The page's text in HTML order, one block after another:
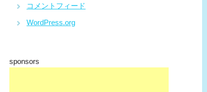
コメントフィード
WordPress.org
sponsors